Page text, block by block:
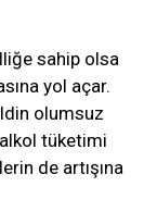
sahip olsa
yol açar.
olumsuz
tüketimi
de artışına